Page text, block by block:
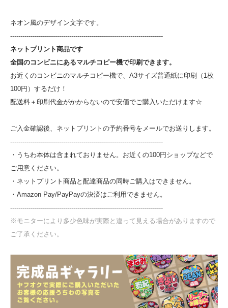
ネオン風のデザイン文字です。
---------------------------------------------------------------------------
ネットプリント商品です
全国のコンビニにあるマルチコピー機で印刷できます。
お近くのコンビニのマルチコピー機で、A3サイズ普通紙に印刷（1枚
100円）するだけ！
配送料＋印刷代金がかからないので安価でご購入いただけます☆
ご入金確認後、ネットプリントの予約番号をメールでお送りします。
---------------------------------------------------------------------------
・うちわ本体は含まれておりません。お近くの100円ショップなどで
ご用意ください。
・ネットプリント商品と配達商品の同時ご購入はできません。
・Amazon Pay/PayPayの決済はご利用できません。
---------------------------------------------------------------------------
※モニターにより多少色味が実際と違って見える場合がありますので
ご了承ください。